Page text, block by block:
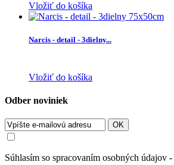
Vložiť do košíka
Narcis - detail - 3dielny...
Vložiť do košíka
Odber noviniek
OK
Súhlasím so spracovaním osobných údajov -